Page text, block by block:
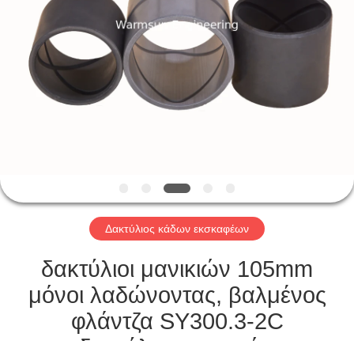
ΓΎΡΟΣ
ΕΡΓΟΣΤΑΣΊΩΝ
ΠΟΙΟΤΙΚΌΣ
ΜΑΣ
ΕΛΆΤΕ
ΕΠΑΦΉ
ΜΕ
Δακτύλιος κάδων εκσκαφέων
δακτύλιοι μανικιών 105mm
μόνοι λαδώνοντας, βαλμένος
φλάντζα SY300.3-2C